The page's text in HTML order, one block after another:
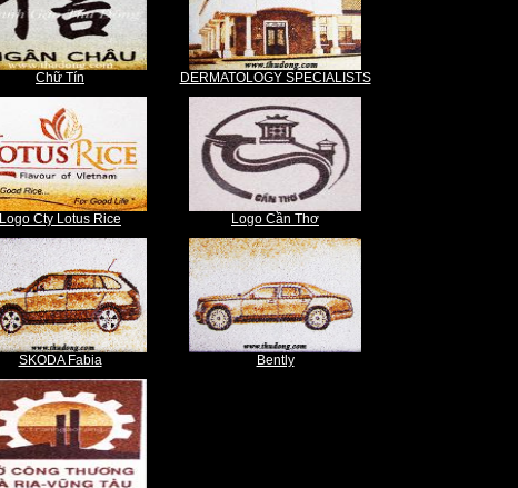
Chữ Tín DERMATOLOGY SPECIALISTS
Logo Cty Lotus Rice Logo Cần Thơ
SKODA Fabia Bently